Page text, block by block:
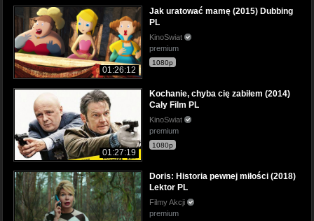
01:26:12
Jak uratować mamę (2015) Dubbing
PL
KinoSwiat
premium
1080p
01:27:19
Kochanie, chyba cię zabiłem (2014)
Cały Film PL
KinoSwiat
premium
1080p
Doris: Historia pewnej miłości (2018)
Lektor PL
Filmy Akcji
premium